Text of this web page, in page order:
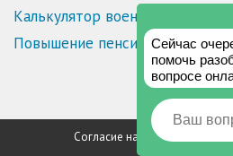
Калькулятор военной пенсии
Повышение пенсии инвалидам
Согласие на обработку